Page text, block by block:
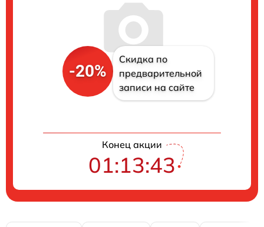
-20%
Скидка по
предварительной
записи на сайте
Конец акции
01:13:42